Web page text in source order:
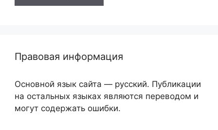
Правовая информация
Основной язык сайта — русский. Публикации
на остальных языках являются переводом и
могут содержать ошибки.